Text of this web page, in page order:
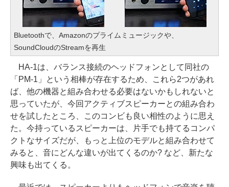
Bluetoothで、Amazonのプライムミュージックや、
SoundCloudのStreamを再生
HA-1は、バランス接続のヘッドフォンとして同社の
「PM-1」という相棒が存在するため、これら2つがあれ
ば、他の機器と組み合わせる必要はないかもしれないと
思っていたが、今回アクティブスピーカーとの組み合わ
せを試したところ、このコンビも良い相性のように思え
た。今持っているスピーカーは、片手でも持てるコンパ
クトなサイズだが、もっと上位のモデルと組み合わせて
みると、音にどんな違いが出てくるのか? など、新たな
興味も出てくる。